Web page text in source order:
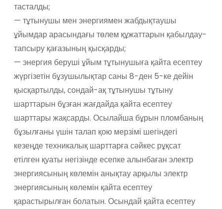
тасталды;
— тұтынушы мен энергиямен жабдықтаушы
ұйымдар арасындағы төлем құжаттарын қабылдау-
тапсыру қағазының қысқарды;
— энергия беруші ұйым тұтынушыға қайта есептеу
жүргізетін бұзушылықтар саны 8-ден 5-ке дейін
қысқартылды, сондай-ақ тұтынушы тұтыну
шарттарын бұзған жағдайда қайта есептеу
шарттары жақсарды. Осылайша бұрын пломбаның
бұзылғаны үшін талап қою мерзімі шегіндегі
кезеңде техникалық шарттарға сәйкес рұқсат
етілген қуаты негізінде есепке алынбаған электр
энергиясының көлемін анықтау арқылы электр
энергиясының көлемін қайта есептеу
қарастырылған болатын. Осындай қайта есептеу